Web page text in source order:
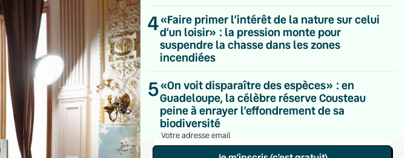
4«Faire primer l’intérêt de la nature sur celui
d’un loisir» : la pression monte pour
suspendre la chasse dans les zones
incendiées
5«On voit disparaître des espèces» : en
Guadeloupe, la célèbre réserve Cousteau
peine à enrayer l’effondrement de sa
biodiversité
💌 Inscrivez-vous à nos newsletters
Quotidienne
Du lundi au vendredi
Hebdomadaire
Chaleurs Actuelles
Une fois par mois
C’était Mieux Après
Occasionnelle